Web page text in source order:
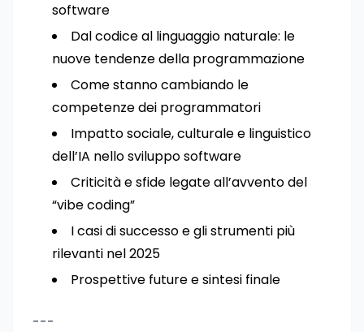
software
Dal codice al linguaggio naturale: le
nuove tendenze della programmazione
Come stanno cambiando le
competenze dei programmatori
Impatto sociale, culturale e linguistico
dell’IA nello sviluppo software
Criticità e sfide legate all’avvento del
“vibe coding”
I casi di successo e gli strumenti più
rilevanti nel 2025
Prospettive future e sintesi finale
---